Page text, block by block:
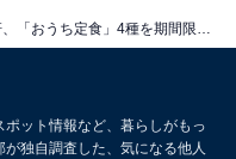
ット情報など、暮らしがもっ
独自調査した、気になる他人